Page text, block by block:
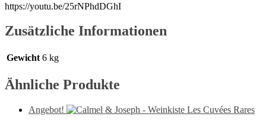
https://youtu.be/25rNPhdDGhI
Zusätzliche Informationen
Gewicht 6 kg
Ähnliche Produkte
Angebot!